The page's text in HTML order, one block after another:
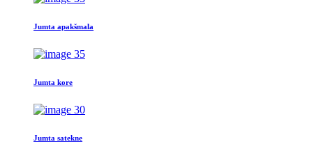
Jumta apakšmala
Jumta kore
Jumta satekne